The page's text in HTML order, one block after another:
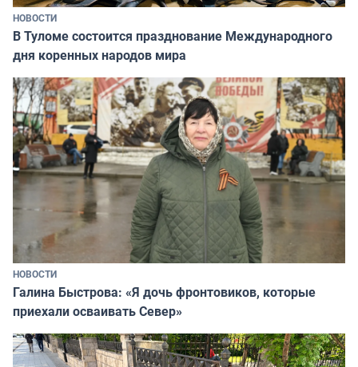
НОВОСТИ
В Туломе состоится празднование Международного
дня коренных народов мира
НОВОСТИ
Галина Быстрова: «Я дочь фронтовиков, которые
приехали осваивать Север»